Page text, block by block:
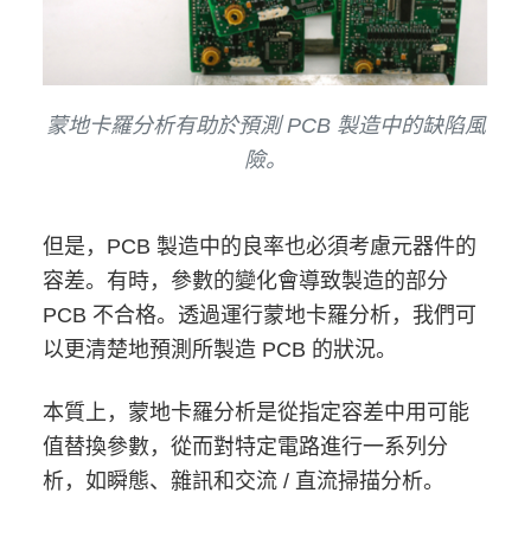
蒙地卡羅分析有助於預測 PCB 製造中的缺陷風
險。
但是，PCB 製造中的良率也必須考慮元器件的
容差。有時，參數的變化會導致製造的部分
PCB 不合格。透過運行蒙地卡羅分析，我們可
以更清楚地預測所製造 PCB 的狀況。
本質上，蒙地卡羅分析是從指定容差中用可能
值替換參數，從而對特定電路進行一系列分
析，如瞬態、雜訊和交流 / 直流掃描分析。